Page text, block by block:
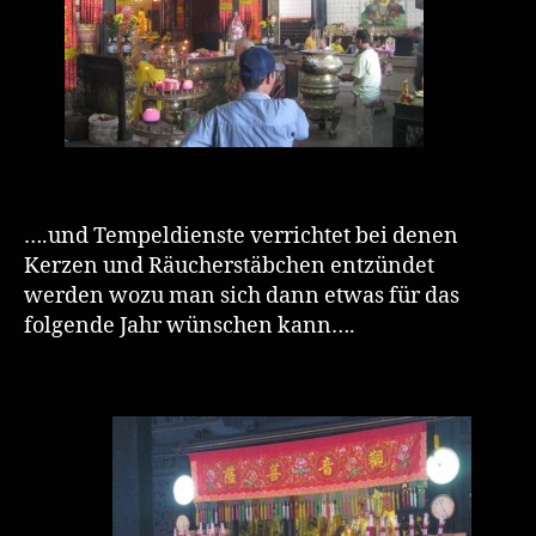
….und Tempeldienste verrichtet bei denen
Kerzen und Räucherstäbchen entzündet
werden wozu man sich dann etwas für das
folgende Jahr wünschen kann….